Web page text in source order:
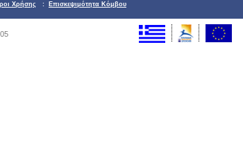
Χρήσης : Επισκεψιμότητα Κόμβου